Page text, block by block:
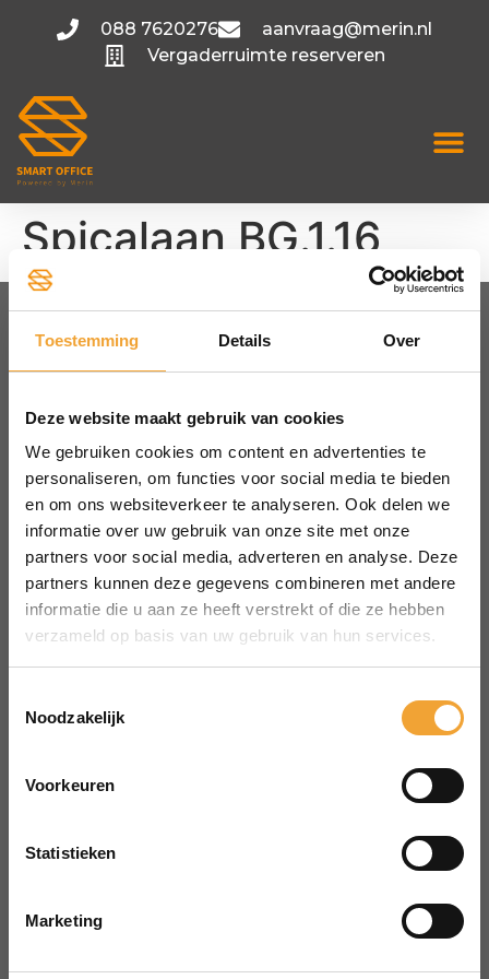
Toestemming Details Over
Deze website maakt gebruik van cookies
We gebruiken cookies om content en advertenties te
personaliseren, om functies voor social media te bieden
en om ons websiteverkeer te analyseren. Ook delen we
informatie over uw gebruik van onze site met onze
partners voor social media, adverteren en analyse. Deze
partners kunnen deze gegevens combineren met andere
informatie die u aan ze heeft verstrekt of die ze hebben
verzameld op basis van uw gebruik van hun services.
Noodzakelijk
Voorkeuren
Statistieken
Marketing
088 7620276
aanvraag@merin.nl
Vergaderruimte reserveren
Spicalaan BG.1.16
Utrecht
Hoofddorp
Bekijk alle locaties
MENU
Over Smart Office
Hoe het werkt
Veelgestelde vragen
Reserveren vergaderruimte
088 7620276
Jachthavenweg 109H